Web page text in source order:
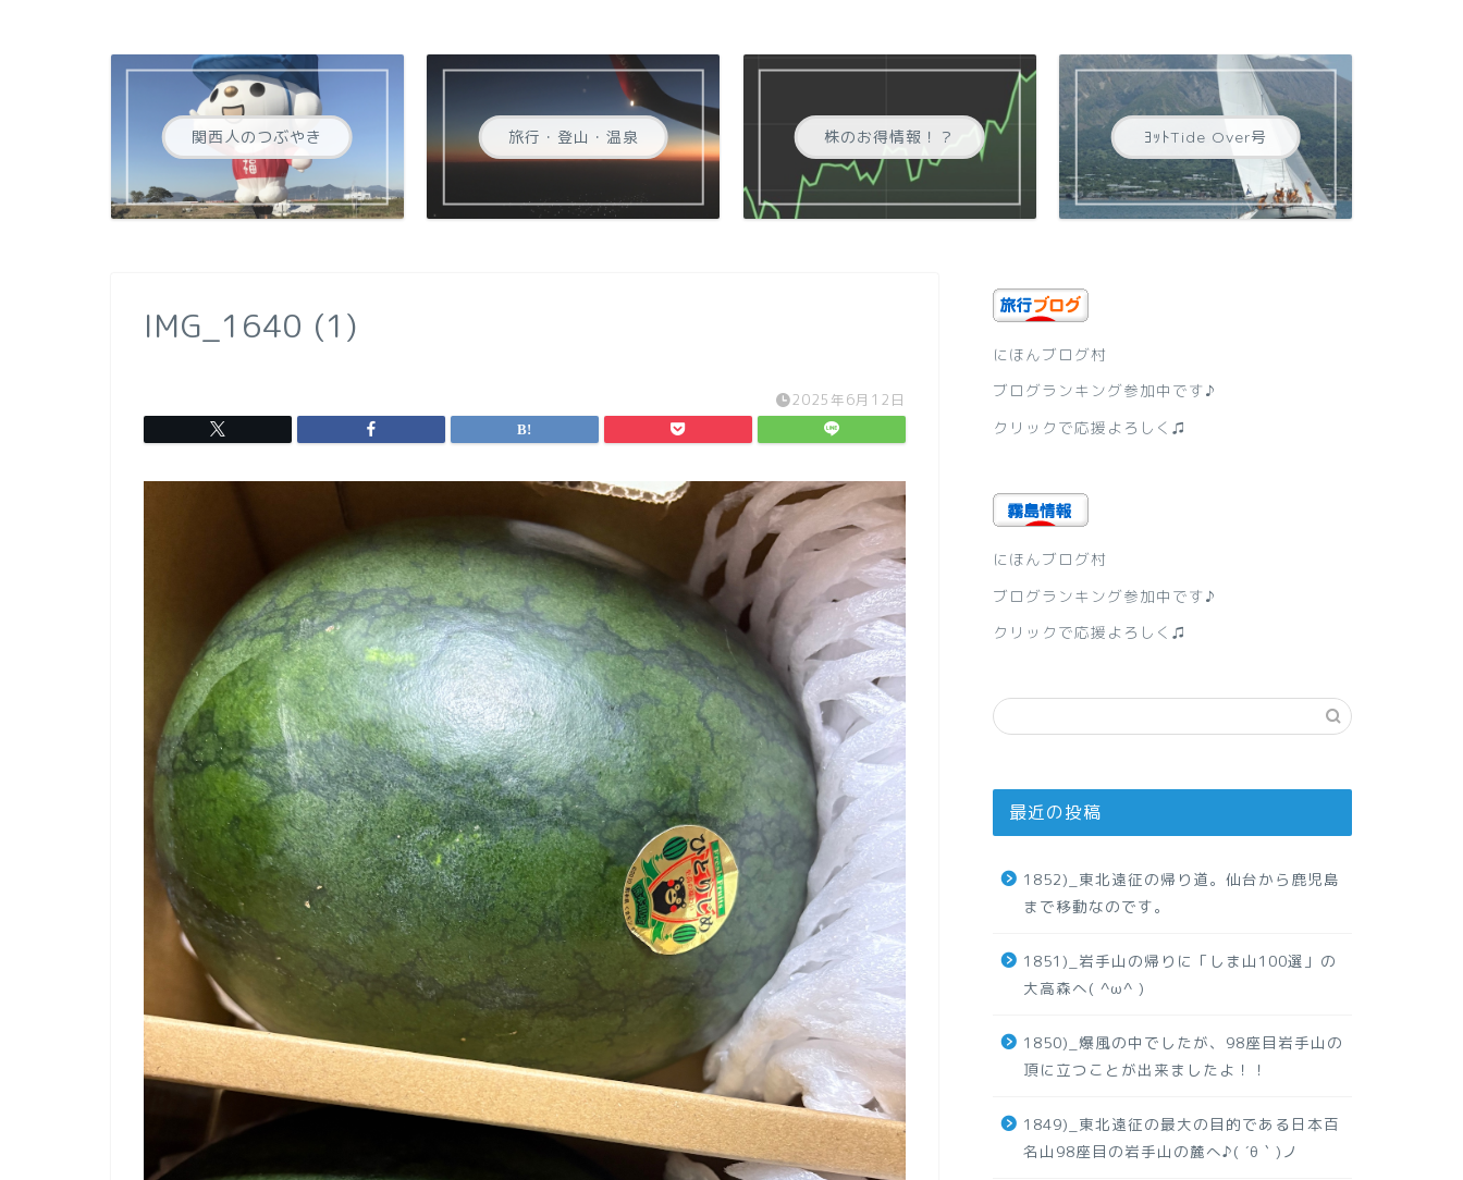
関西人のつぶやき 旅行・登山・温泉 株のお得情報！？ ﾖｯﾄTide Over号
IMG_1640 (1)
2025年6月12日
にほんブログ村
ブログランキング参加中です♪
クリックで応援よろしく♫
にほんブログ村
ブログランキング参加中です♪
クリックで応援よろしく♫
最近の投稿
1852)_東北遠征の帰り道。仙台から鹿児島
まで移動なのです。
1851)_岩手山の帰りに「しま山100選」の
大高森へ( ^ω^ )
1850)_爆風の中でしたが、98座目岩手山の
頂に立つことが出来ましたよ！！
1849)_東北遠征の最大の目的である日本百
名山98座目の岩手山の麓へ♪( ´θ｀)ノ